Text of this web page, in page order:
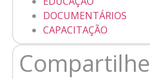
DOCUMENTÁRIOS
CAPACITAÇÃO
Compartilhe